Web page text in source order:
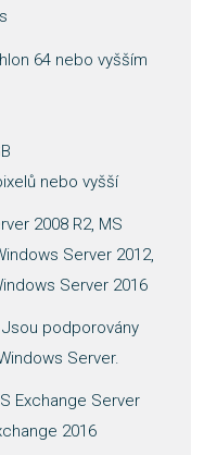
64 nebo vyšším
nebo vyšší
2008 R2, MS
Server 2012,
Server 2016
Jsou podporovány
Server.
Exchange Server
2016